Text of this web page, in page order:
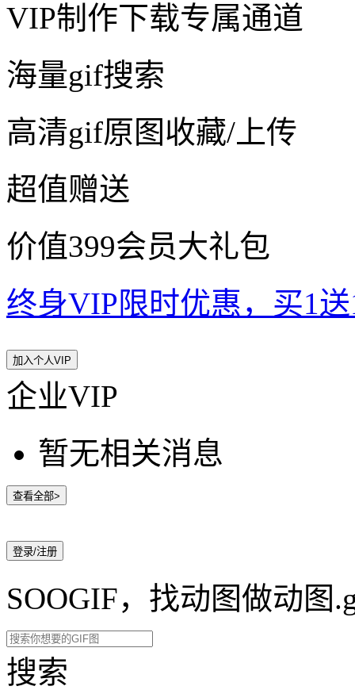
VIP制作下载专属通道
海量gif搜索
高清gif原图收藏/上传
超值赠送
价值399会员大礼包
终身VIP限时优惠，买1
加入个人VIP
企业VIP
暂无相关消息
查看全部>
登录/注册
SOOGIF，找动图做动图
搜索